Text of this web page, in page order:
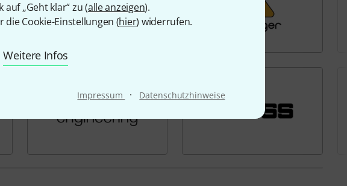
„Geht klar“ zu (alle anzeigen).
Cookie-Einstellungen (hier) widerrufen.
Weitere Infos
Impressum · Datenschutzhinweise